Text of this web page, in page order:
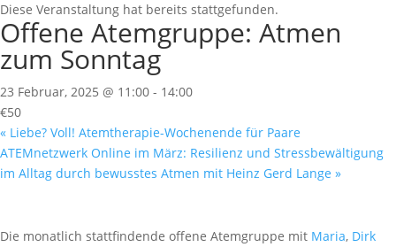
Diese Veranstaltung hat bereits stattgefunden.
Offene Atemgruppe: Atmen
zum Sonntag
23 Februar, 2025 @ 11:00 - 14:00
€50
« Liebe? Voll! Atemtherapie-Wochenende für Paare
ATEMnetzwerk Online im März: Resilienz und Stressbewältigung
im Alltag durch bewusstes Atmen mit Heinz Gerd Lange »
Die monatlich stattfindende offene Atemgruppe mit Maria, Dirk